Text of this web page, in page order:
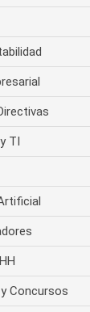
TI
Concursos